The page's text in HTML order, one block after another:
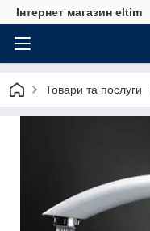
Інтернет магазин eltim
Товари та послуги